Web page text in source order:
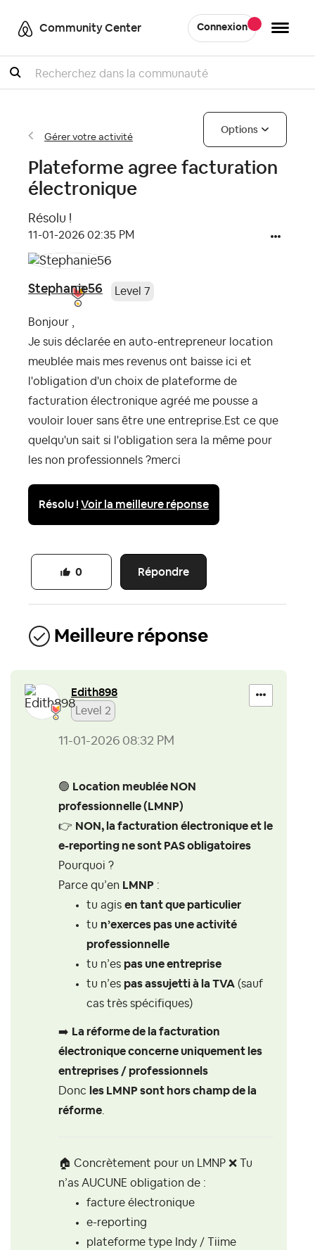
Community Center Connexion
Recherche
Gérer votre activité
Options
Plateforme agree facturation
électronique
Résolu !
‎11-01-2026 02:35 PM
Stephanie56 Level 7
Bonjour ,
Je suis déclarée en auto-entrepreneur location
meublée mais mes revenus ont baisse ici et
l'obligation d'un choix de plateforme de
facturation électronique agréé me pousse a
vouloir louer sans être une entreprise.Est ce que
quelqu'un sait si l'obligation sera la même pour
les non professionnels ?merci
Résolu !Voir la meilleure réponse
Répondre
0
Meilleure réponse
Edith898
Level 2
‎11-01-2026 08:32 PM
🟢 Location meublée NON
professionnelle (LMNP)
👉 NON, la facturation électronique et le
e-reporting ne sont PAS obligatoires
Pourquoi ?
Parce qu’en LMNP :
tu agis en tant que particulier
tu n’exerces pas une activité
professionnelle
tu n’es pas une entreprise
tu n’es pas assujetti à la TVA (sauf
cas très spécifiques)
➡️ La réforme de la facturation
électronique concerne uniquement les
entreprises / professionnels
Donc les LMNP sont hors champ de la
réforme
🏠 Concrètement pour un LMNP ❌ Tu
n’as AUCUNE obligation de :
facture électronique
e-reporting
plateforme type Indy / Tiime